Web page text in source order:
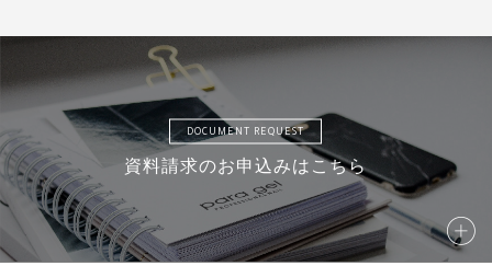
DOCUMENT REQUEST
資料請求のお申込みはこちら